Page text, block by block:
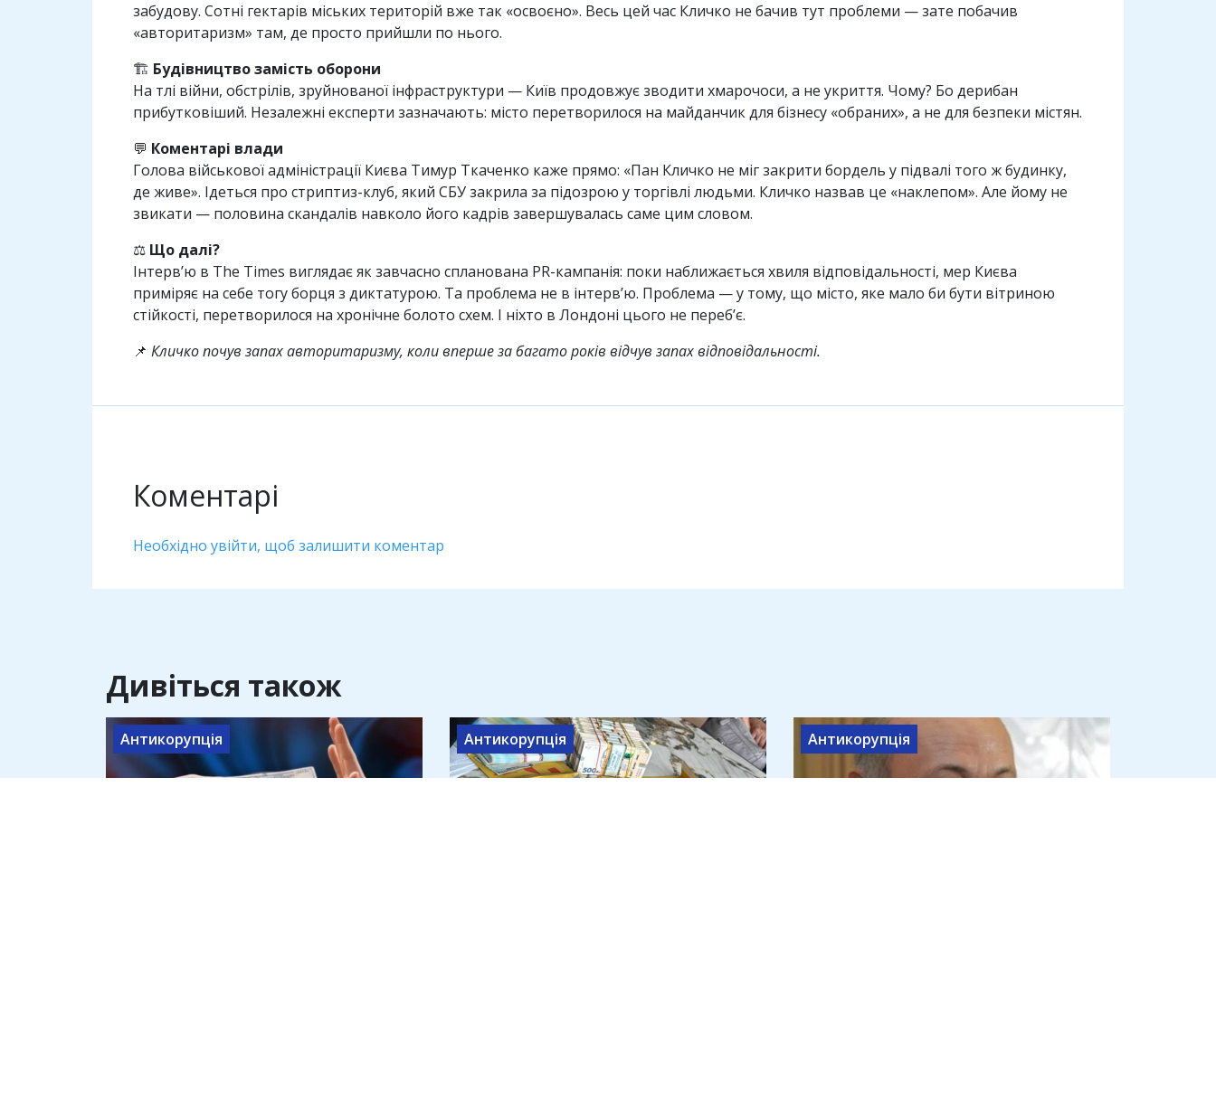
забудову. Сотні гектарів міських територій вже так «освоєно». Весь цей час Кличко не бачив тут проблеми — зате побачив
«авторитаризм» там, де просто прийшли по нього.
🏗️ Будівництво замість оборони
На тлі війни, обстрілів, зруйнованої інфраструктури — Київ продовжує зводити хмарочоси, а не укриття. Чому? Бо дерибан
прибутковіший. Незалежні експерти зазначають: місто перетворилося на майданчик для бізнесу «обраних», а не для безпеки містян.
💬 Коментарі влади
Голова військової адміністрації Києва Тимур Ткаченко каже прямо: «Пан Кличко не міг закрити бордель у підвалі того ж будинку,
де живе». Ідеться про стриптиз-клуб, який СБУ закрила за підозрою у торгівлі людьми. Кличко назвав це «наклепом». Але йому не
звикати — половина скандалів навколо його кадрів завершувалась саме цим словом.
⚖️ Що далі?
Інтерв’ю в The Times виглядає як завчасно спланована PR-кампанія: поки наближається хвиля відповідальності, мер Києва
приміряє на себе тогу борця з диктатурою. Та проблема не в інтерв’ю. Проблема — у тому, що місто, яке мало би бути вітриною
стійкості, перетворилося на хронічне болото схем. І ніхто в Лондоні цього не переб’є.
📌 Кличко почув запах авторитаризму, коли вперше за багато років відчув запах відповідальності.
Коментарі
Необхідно увійти, щоб залишити коментар
Дивіться також
Антикорупція Антикорупція Антикорупція